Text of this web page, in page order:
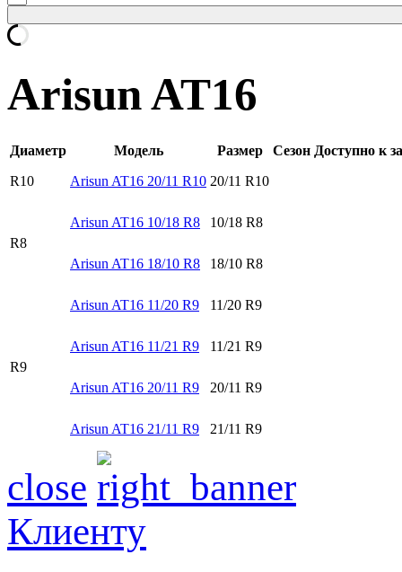
Arisun AT16
Диаметр Модель Размер Сезон Доступно к
R10
Arisun AT16 20/11 R10 20/11 R10
R8
Arisun AT16 10/18 R8 10/18 R8
Arisun AT16 18/10 R8 18/10 R8
R9
Arisun AT16 11/20 R9 11/20 R9
Arisun AT16 11/21 R9 11/21 R9
Arisun AT16 20/11 R9 20/11 R9
Arisun AT16 21/11 R9 21/11 R9
close
Клиенту